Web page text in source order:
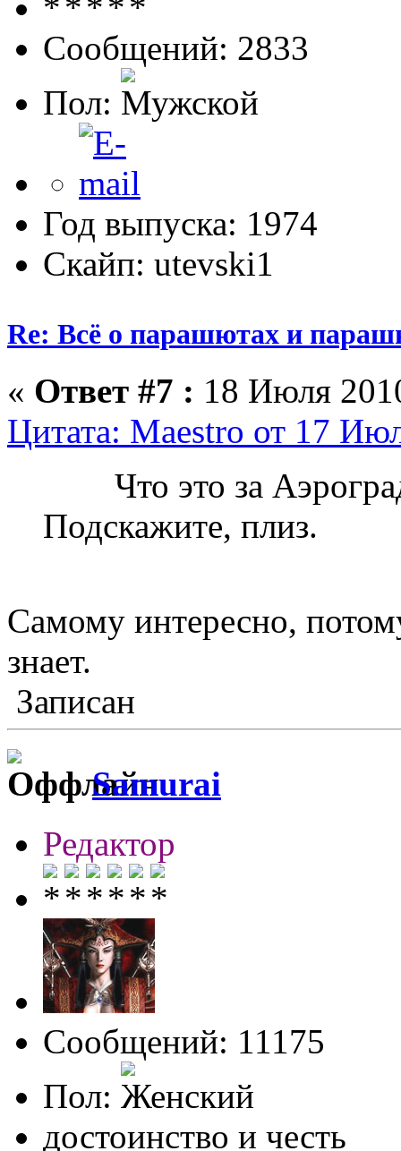
Сообщений: 2833
Пол:
Год выпуска: 1974
Скайп: utevski1
Re: Всё о парашютах и
« Ответ #7 : 18 Июля
Цитата: Maestro от 17
Что это за
Подскажите, плиз.
Самому интересно,
знает.
Записан
Samurai
Редактор
Сообщений: 11175
Пол:
достоинство и честь